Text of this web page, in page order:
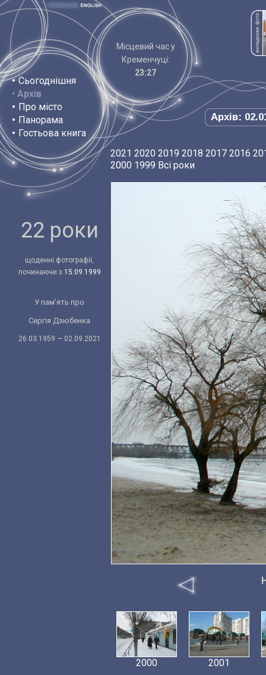
• Сьогоднішня
• Архів
• Про місто
• Панорама
• Гостьова книга
Місцевий час у
Кременчуці:
23:27
Архів:
22 роки
щоденні фотографії,
починаючи з 15.09.1999
У пам'ять про
Сергія Дзюбенка
26.03.1959 — 02.09.2021
2021 2020 2019 2018 2017 2016
2000 1999 Всі роки
2000 2001